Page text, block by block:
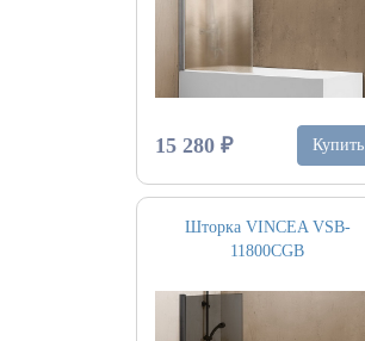
15 280 ₽ Купить
Шторка VINCEA VSB-
11800CGB